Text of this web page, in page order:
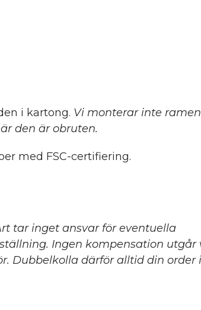
i kartong. Vi monterar inte
den är obruten.
med FSC-certifiering.
tar inget ansvar för eventuella
Ingen kompensation utgår
Dubbelkolla därför alltid din order